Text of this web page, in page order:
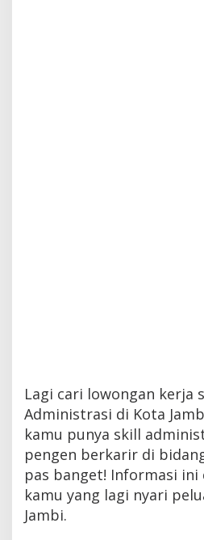
Lagi cari lowongan kerja
Administrasi di Kota
kamu punya skill
pengen berkarir di
pas banget! Informasi
kamu yang lagi nyari
Jambi.